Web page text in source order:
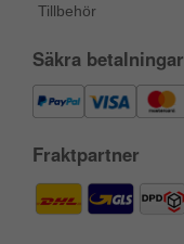
Tillbehör
Säkra betalningar
Fraktpartner